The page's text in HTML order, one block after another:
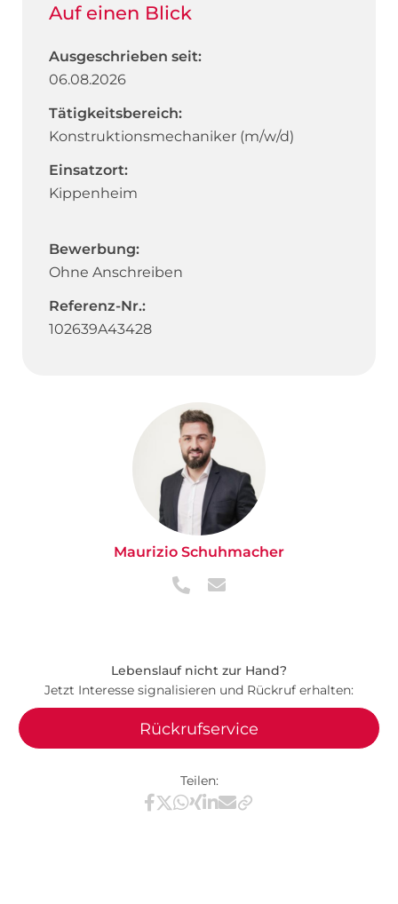
Auf einen Blick
Ausgeschrieben seit:
06.08.2026
Tätigkeitsbereich:
Konstruktionsmechaniker (m/w/d)
Einsatzort:
Kippenheim
Bewerbung:
Ohne Anschreiben
Referenz-Nr.:
102639A43428
Maurizio Schuhmacher
Lebenslauf nicht zur Hand?
Jetzt Interesse signalisieren und Rückruf erhalten:
Rückrufservice
Teilen:
Teilen via Facebook
Teilen via X / Twitter
Teilen via WhatsApp
Teilen via Xing
Teilen via LinkedIn
Teilen via E-Mail